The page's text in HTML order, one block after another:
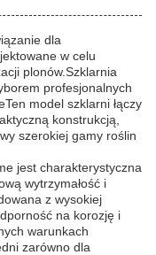
dla
w celu
plonów.Szklarnia
profesjonalnych
model szklarni łączy
konstrukcją,
szerokiej gamy roślin
jest charakterystyczna
wytrzymałość i
z wysokiej
na korozję i
warunkach
zarówno dla